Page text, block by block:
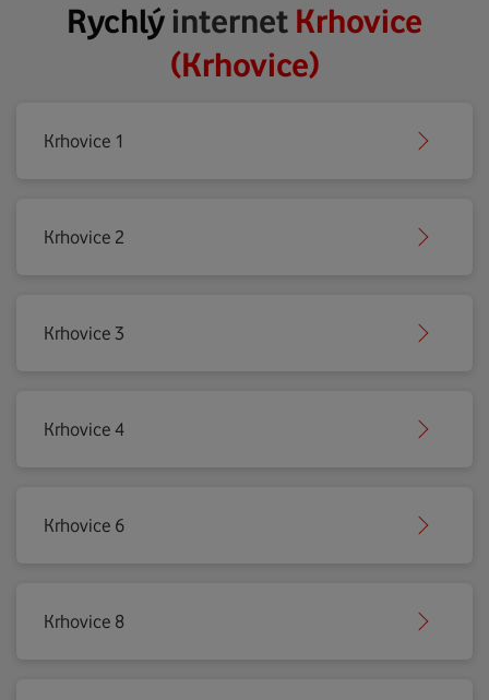
Rychlýinternet Krhovice
(Krhovice)
Krhovice 1
Krhovice 2
Krhovice 3
Krhovice 4
Krhovice 6
Krhovice 8